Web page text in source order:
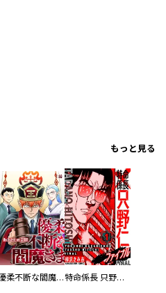
もっと見る
優柔不断な閻魔さま 特命係長 只野仁ファイナル 愛蔵版